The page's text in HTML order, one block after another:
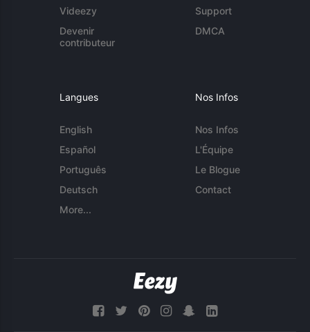
Videezy
Devenir
contributeur
Support
DMCA
Langues
English
Español
Português
Deutsch
More...
Nos Infos
Nos Infos
L'Équipe
Le Blogue
Contact